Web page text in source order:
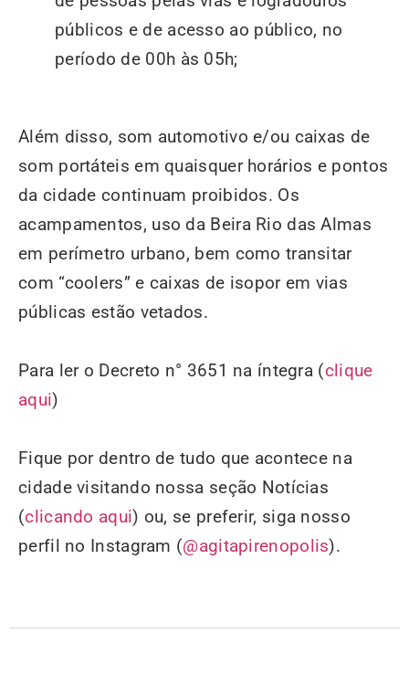
públicos e de acesso ao público, no
período de 00h às 05h;
Além disso, som automotivo e/ou caixas de
som portáteis em quaisquer horários e pontos
da cidade continuam proibidos. Os
acampamentos, uso da Beira Rio das Almas
em perímetro urbano, bem como transitar
com “coolers” e caixas de isopor em vias
públicas estão vetados.
Para ler o Decreto n° 3651 na íntegra (clique
aqui)
Fique por dentro de tudo que acontece na
cidade visitando nossa seção Notícias
(clicando aqui) ou, se preferir, siga nosso
perfil no Instagram (@agitapirenopolis).